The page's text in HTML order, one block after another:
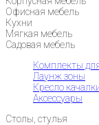
Офисная мебель
Кухни
Мягкая мебель
Садовая мебель
Комплекты
Лаунж зоны
Кресло
Аксессуары
Столы, стулья